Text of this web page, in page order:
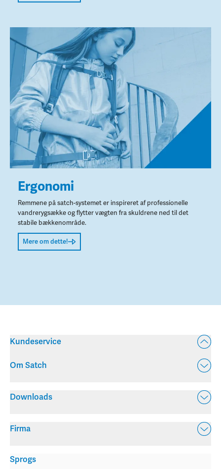
Ergonomi
Remmene på satch-systemet er inspireret af professionelle
vandrerygsække og flytter vægten fra skuldrene ned til det
stabile bækkenområde.
Mere om dette!
Kundeservice
Om Satch
Downloads
Firma
Sprogs